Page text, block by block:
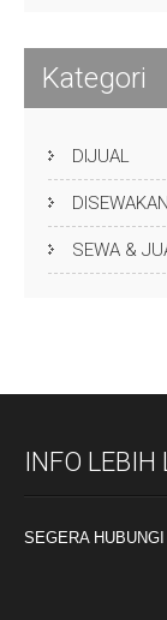
Kategori
DIJUAL
DISEWAKAN
SEWA &
INFO
SEGERA